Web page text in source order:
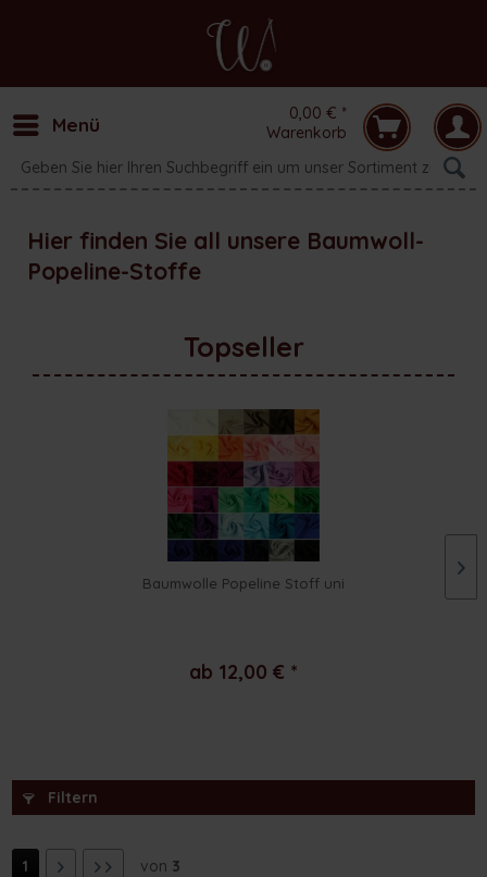
Menü
0,00 € *
Warenkorb
Hier finden Sie all unsere Baumwoll-
Popeline-Stoffe
Topseller
Baumwolle Popeline Stoff uni
ab 12,00 € *
Filtern
1 von 3